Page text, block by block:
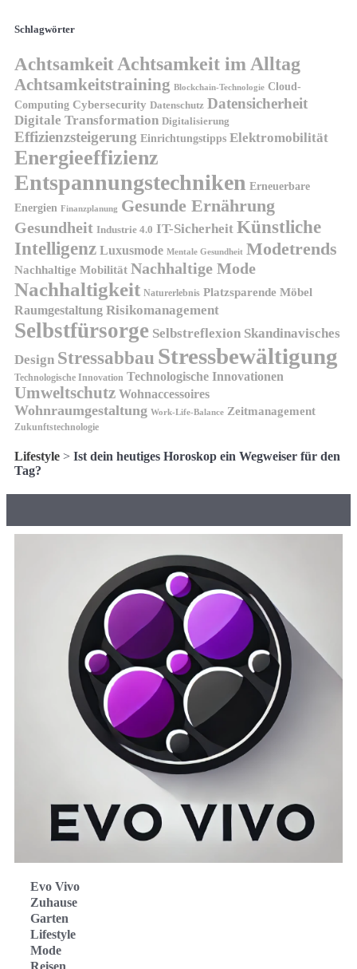
Schlagwörter
AchtsamkeitAchtsamkeit im Alltag
Achtsamkeitstraining Blockchain-Technologie Cloud-
Computing Cybersecurity Datenschutz Datensicherheit
Digitale Transformation Digitalisierung
Effizienzsteigerung Einrichtungstipps Elektromobilität
Energieeffizienz
Entspannungstechniken Erneuerbare
Energien Finanzplanung Gesunde Ernährung
Gesundheit Industrie 4.0 IT-Sicherheit Künstliche
Intelligenz Luxusmode Mentale Gesundheit Modetrends
Nachhaltige Mobilität Nachhaltige Mode
Nachhaltigkeit Naturerlebnis Platzsparende Möbel
Raumgestaltung Risikomanagement
Selbstfürsorge Selbstreflexion Skandinavisches
Design Stressabbau Stressbewältigung
Technologische Innovation Technologische Innovationen
Umweltschutz Wohnaccessoires
Wohnraumgestaltung Work-Life-Balance Zeitmanagement
Zukunftstechnologie
Lifestyle > Ist dein heutiges Horoskop ein Wegweiser für den
Tag?
Evo Vivo
Zuhause
Garten
Lifestyle
Mode
Reisen